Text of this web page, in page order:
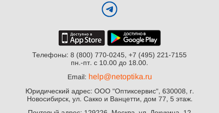
Телефоны: 8 (800) 770-0245, +7 (495) 221-7155
пн.-пт. с 10.00 до 18.00.
Email: help@netoptika.ru
Юридический адрес: ООО "Оптиксервис", 630008, г.
Новосибирск, ул. Сакко и Ванцетти, дом 77, 5 этаж.